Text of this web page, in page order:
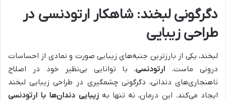
دگرگونی لبخند: شاهکار ارتودنسی در
طراحی زیبایی
لبخند، یکی از بارزترین جنبه‌های زیبایی صورت و نمادی از احساسات
درونی ماست. ارتودنسی، با توانایی بی‌نظیر خود در اصلاح
ناهنجاری‌های دندانی، دگرگونی چشمگیری در طراحی زیبایی لبخند
ایجاد می‌کند. این درمان، نه تنها بهزیبایی دندان‌ها با ارتودنسی